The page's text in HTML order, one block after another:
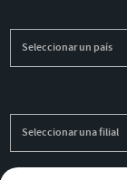
Seleccionar un país
Seleccionar una filial